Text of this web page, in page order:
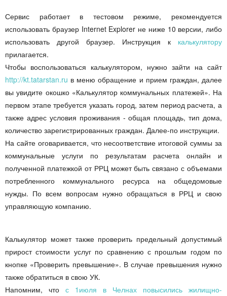
Сервис работает в тестовом режиме, рекомендуется
использовать браузер Internet Explorer не ниже 10 версии, либо
использовать другой браузер. Инструкция к калькулятору
прилагается.
Чтобы воспользоваться калькулятором, нужно зайти на сайт
http://kt.tatarstan.ru в меню обращение и прием граждан, далее
вы увидите окошко «Калькулятор коммунальных платежей». На
первом этапе требуется указать город, затем период расчета, а
также адрес условия проживания - общая площадь, тип дома,
количество зарегистрированных граждан. Далее-по инструкции.
На сайте оговаривается, что несоответствие итоговой суммы за
коммунальные услуги по результатам расчета онлайн и
полученной платежкой от РРЦ может быть связано с объемами
потребленного коммунального ресурса на общедомовые
нужды. По всем вопросам нужно обращаться в РРЦ и свою
управляющую компанию.
Калькулятор может также проверить предельный допустимый
прирост стоимости услуг по сравнению с прошлым годом по
кнопке «Проверить превышение». В случае превышения нужно
также обратиться в свою УК.
Напомним, что с 1июля в Челнах повысились жилищно-